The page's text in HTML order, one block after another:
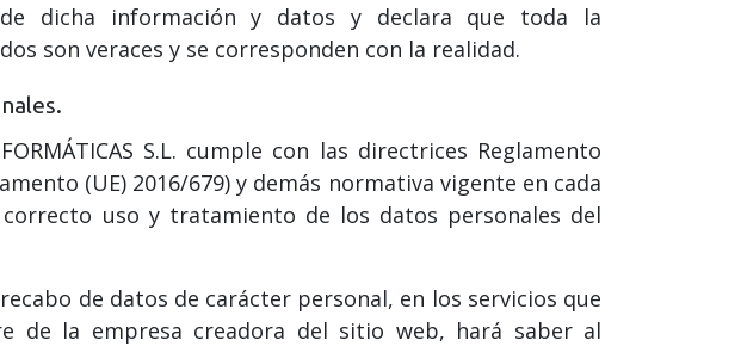
dicha información y datos y declara que toda la
son veraces y se corresponden con la realidad.
S.L. cumple con las directrices Reglamento
(UE) 2016/679) y demás normativa vigente en cada
uso y tratamiento de los datos personales del
de datos de carácter personal, en los servicios que
de la empresa creadora del sitio web, hará saber al